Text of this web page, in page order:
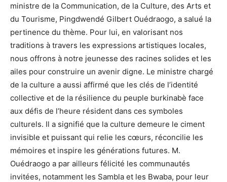
ministre de la Communication, de la Culture, des Arts et
du Tourisme, Pingdwendé Gilbert Ouédraogo, a salué la
pertinence du thème. Pour lui, en valorisant nos
traditions à travers les expressions artistiques locales,
nous offrons à notre jeunesse des racines solides et les
ailes pour construire un avenir digne. Le ministre chargé
de la culture a aussi affirmé que les clés de l’identité
collective et de la résilience du peuple burkinabè face
aux défis de l’heure résident dans ces symboles
culturels. Il a signifié que la culture demeure le ciment
invisible et puissant qui relie les cœurs, réconcilie les
mémoires et inspire les générations futures. M.
Ouédraogo a par ailleurs félicité les communautés
invitées, notamment les Sambla et les Bwaba, pour leur